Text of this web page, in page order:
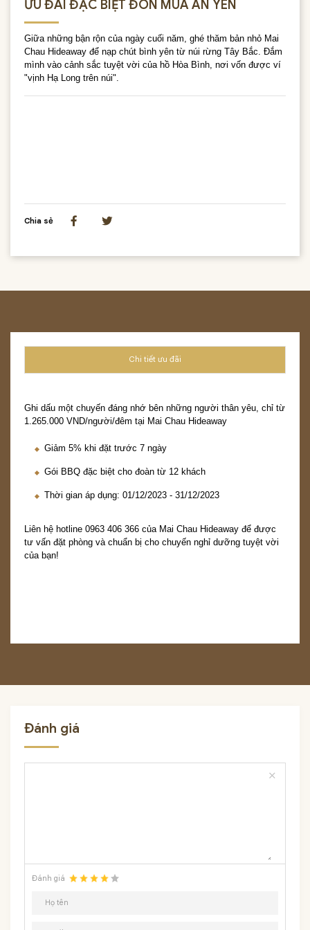
ƯU ĐÃI ĐẶC BIỆT ĐÓN MÙA AN YÊN
Giữa những bận rộn của ngày cuối năm, ghé thăm bản nhỏ Mai
Chau Hideaway để nạp chút bình yên từ núi rừng Tây Bắc. Đắm
mình vào cảnh sắc tuyệt vời của hồ Hòa Bình, nơi vốn được ví
"vịnh Hạ Long trên núi".
Chia sẻ
Chi tiết ưu đãi
Ghi dấu một chuyến đáng nhớ bên những người thân yêu, chỉ từ
1.265.000 VND/người/đêm tại Mai Chau Hideaway
Giảm 5% khi đặt trước 7 ngày
Gói BBQ đặc biệt cho đoàn từ 12 khách
Thời gian áp dụng: 01/12/2023 - 31/12/2023
Liên hệ hotline 0963 406 366 của Mai Chau Hideaway để được
tư vấn đặt phòng và chuẩn bị cho chuyến nghỉ dưỡng tuyệt vời
của bạn!
Đánh giá
close
Đánh giá